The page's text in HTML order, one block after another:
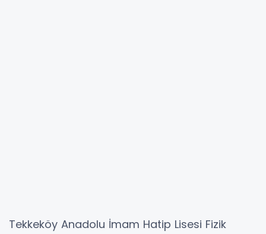
Tekkeköy Anadolu İmam Hatip Lisesi Fizik